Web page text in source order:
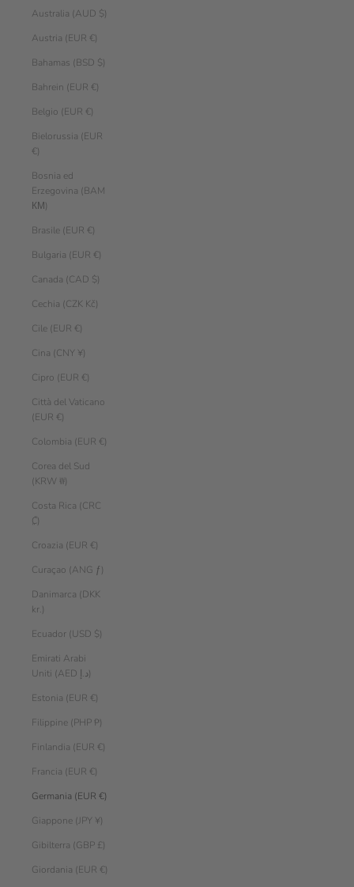
Australia (AUD $)
Austria (EUR €)
Bahamas (BSD $)
Bahrein (EUR €)
Belgio (EUR €)
Bielorussia (EUR
€)
Bosnia ed
Erzegovina (BAM
КМ)
Brasile (EUR €)
Bulgaria (EUR €)
Canada (CAD $)
Cechia (CZK Kč)
Cile (EUR €)
Cina (CNY ¥)
Cipro (EUR €)
Città del Vaticano
(EUR €)
Colombia (EUR €)
Corea del Sud
(KRW ₩)
Costa Rica (CRC
₡)
Croazia (EUR €)
Curaçao (ANG ƒ)
Danimarca (DKK
kr.)
Ecuador (USD $)
Emirati Arabi
Uniti (AED د.إ)
Estonia (EUR €)
Filippine (PHP ₱)
Finlandia (EUR €)
Francia (EUR €)
Germania (EUR €)
Giappone (JPY ¥)
Gibilterra (GBP £)
Giordania (EUR €)